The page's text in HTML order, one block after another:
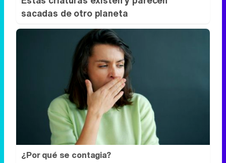
¿Por qué se contagia?
La ciencia explica por qué el bostezo es
contagioso